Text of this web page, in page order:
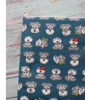
【清潔處理】
1. 建議用冷水手洗，
2. 因為袋子夾層都
3. 表層污漬可使用